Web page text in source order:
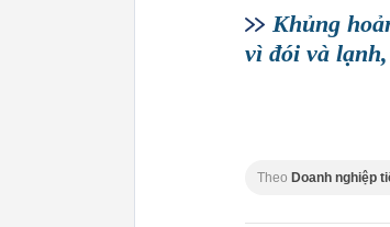
Khủng
vì đói và
Theo Doanh nghiệp